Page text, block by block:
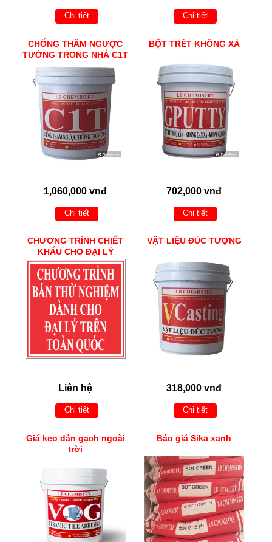
Chi tiết Chi tiết
CHỐNG THẤM NGƯỢC
TƯỜNG TRONG NHÀ C1T
1,060,000 vnđ
Chi tiết
BỘT TRÉT KHÔNG XẢ
702,000 vnđ
Chi tiết
CHƯƠNG TRÌNH CHIẾT
KHẤU CHO ĐẠI LÝ
Liên hệ
Chi tiết
VẬT LIỆU ĐÚC TƯỢNG
318,000 vnđ
Chi tiết
Giá keo dán gạch ngoài
trời
Báo giá Sika xanh